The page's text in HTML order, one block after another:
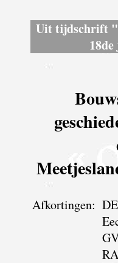
Uit tijdschrift
Afkortingen: